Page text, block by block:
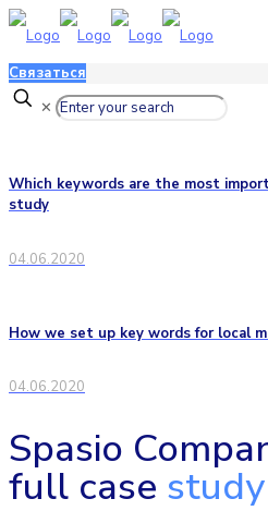
Связаться
✕
Which keywords are the most
study
04.06.2020
How we set up key words for local
04.06.2020
Spasio
full case study